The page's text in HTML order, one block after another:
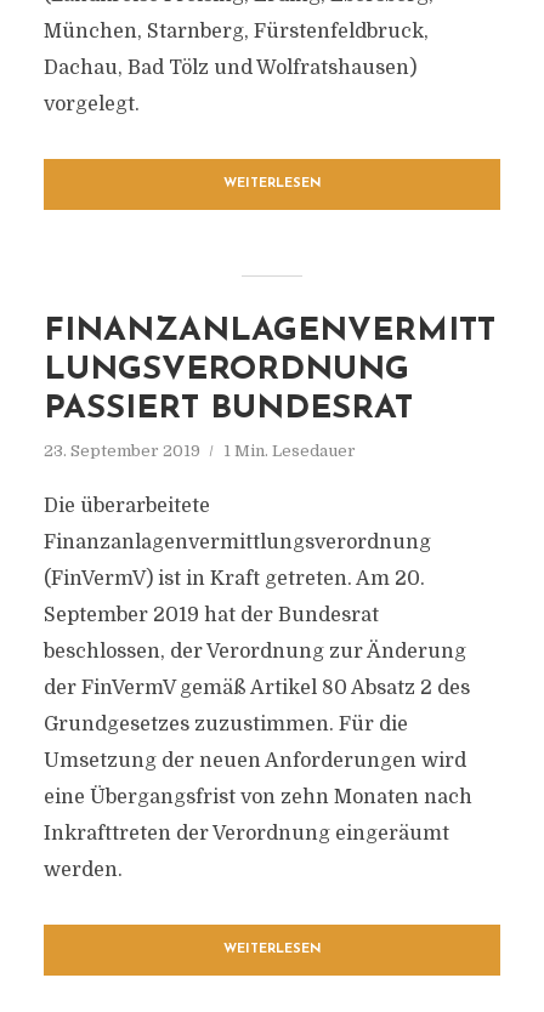
München, Starnberg, Fürstenfeldbruck,
Dachau, Bad Tölz und Wolfratshausen)
vorgelegt.
WEITERLESEN
FINANZANLAGENVERMITT
LUNGSVERORDNUNG
PASSIERT BUNDESRAT
23. September 2019 1 Min. Lesedauer
Die überarbeitete
Finanzanlagenvermittlungsverordnung
(FinVermV) ist in Kraft getreten. Am 20.
September 2019 hat der Bundesrat
beschlossen, der Verordnung zur Änderung
der FinVermV gemäß Artikel 80 Absatz 2 des
Grundgesetzes zuzustimmen. Für die
Umsetzung der neuen Anforderungen wird
eine Übergangsfrist von zehn Monaten nach
Inkrafttreten der Verordnung eingeräumt
werden.
WEITERLESEN